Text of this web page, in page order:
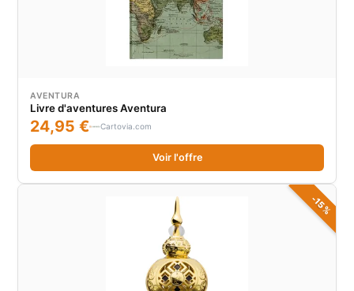
AVENTURA
Livre d'aventures Aventura
24,95 € Cartovia.com
Voir l'offre
-15%